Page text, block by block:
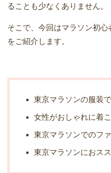
ることも少なくありません。
そこで、今回はマラソン初
をご紹介します。
東京マラソンの服装
女性がおしゃれに着
東京マラソンでのフ
東京マラソンにおス